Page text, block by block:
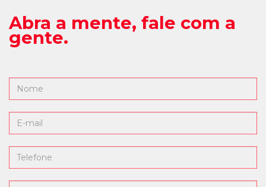
Abra a mente, fale com a
gente.